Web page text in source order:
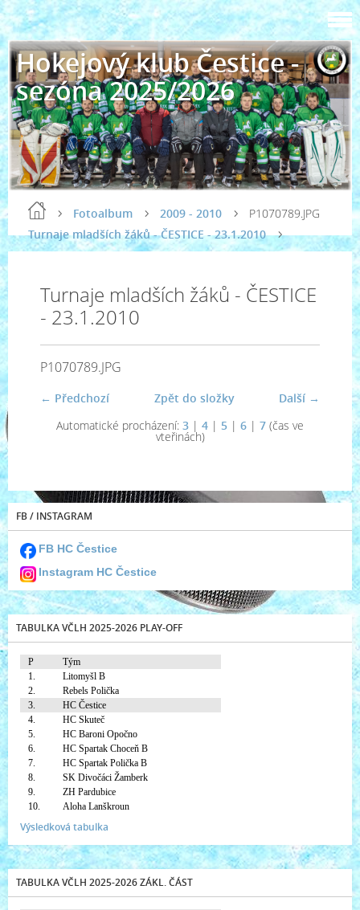
Hokejový klub Čestice -
sezóna 2025/2026
Fotoalbum
2009 - 2010
Turnaje mladších žáků - ČESTICE - 23.1.2010
P1070789.JPG
Turnaje mladších žáků - ČESTICE
- 23.1.2010
P1070789.JPG
← Předchozí Další →
Zpět do složky
Automatické procházení: 3 | 4 | 5 | 6 | 7 (čas ve
vteřinách)
FB / INSTAGRAM
FB HC Čestice
Instagram HC Čestice
TABULKA VČLH 2025-2026 PLAY-OFF
P
Tým
1.
Litomyšl B
2.
Rebels Polička
3.
HC Čestice
4.
HC Skuteč
5.
HC Baroni Opočno
6.
HC Spartak Choceň B
7.
HC Spartak Polička B
8.
SK Divočáci Žamberk
9.
ZH Pardubice
10.
Aloha Lanškroun
Výsledková tabulka
TABULKA VČLH 2025-2026 ZÁKL. ČÁST